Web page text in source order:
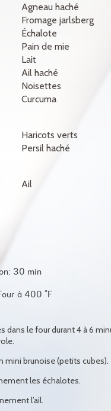
Agneau haché
Fromage jarlsberg
Échalote
Pain de mie
Lait
Ail haché
Noisettes
Curcuma
Haricots verts
Persil haché
Ail
30 min
à 400 °F
dans le four durant 4 à 6
mini brunoise (petits cubes).
les échalotes.
l’ail.